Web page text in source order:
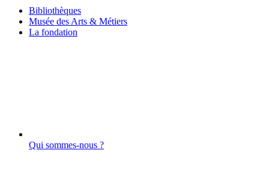
Bibliothèques
Musée des Arts & Métiers
La fondation
Qui sommes-nous ?